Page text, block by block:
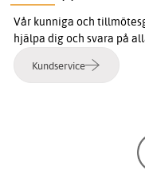
Vår kunniga och
hjälpa dig och svara på
Kundservice